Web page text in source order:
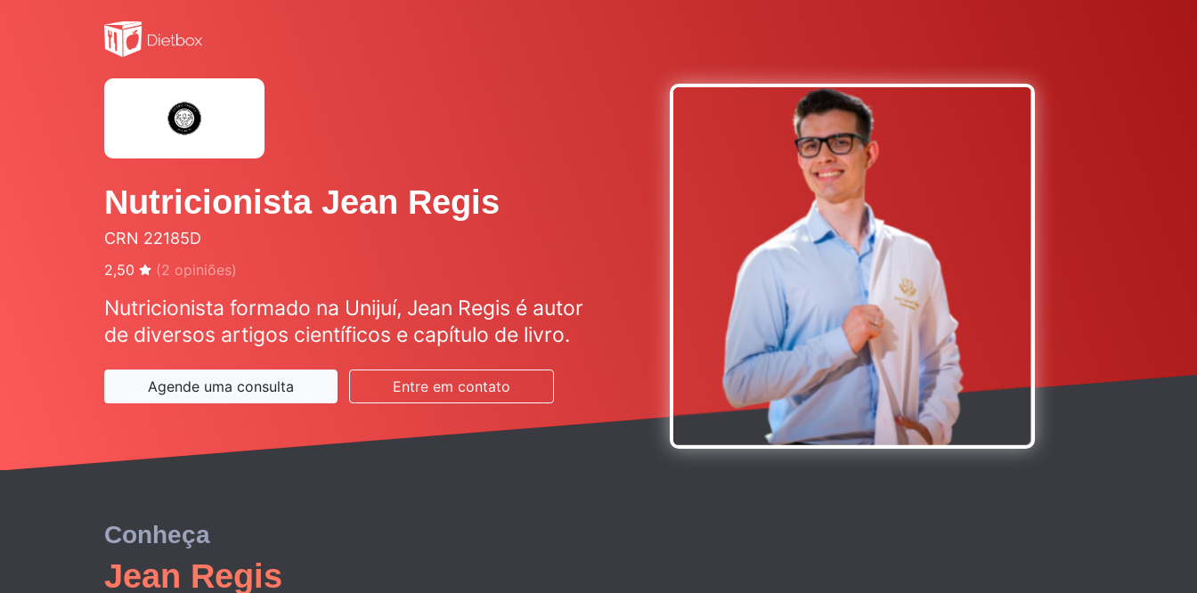
Nutricionista Jean Regis
CRN 22185D
2,50 (2 opiniões)
Nutricionista formado na Unijuí, Jean Regis é autor
de diversos artigos científicos e capítulo de livro.
Agende uma consulta Entre em contato
Conheça
Jean Regis